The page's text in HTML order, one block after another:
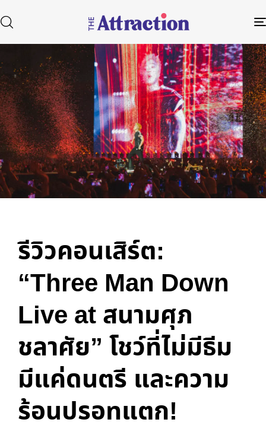
Type and hit enter
รีวิวคอนเสิร์ต:
“Three Man Down
Live at สนามศุภ
ชลาศัย” โชว์ที่ไม่มีธีม
มีแค่ดนตรี และความ
ร้อนปรอทแตก!
on:
in: